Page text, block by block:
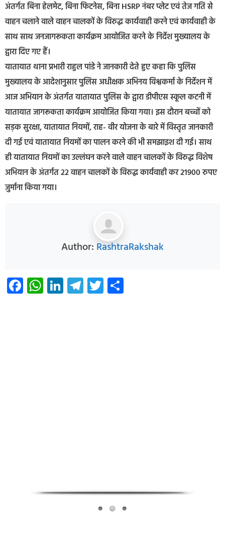
अंतर्गत बिना हेलमेट, बिना फिटनेस, बिना HSRP नंबर प्लेट एवं तेज गति से
वाहन चलाने वाले वाहन चालकों के विरुद्ध कार्यवाही करने एवं कार्यवाही के
साथ साथ जनजागरूकता कार्यक्रम आयोजित करने के निर्देश मुख्यालय के
द्वारा दिए गए हैं।
यातायात थाना प्रभारी राहुल पांडे ने जानकारी देते हुए कहा कि पुलिस
मुख्यालय के आदेशानुसार पुलिस अधीक्षक अभिनय विश्वकर्मा के निर्देशन में
आज अभियान के अंतर्गत यातायात पुलिस के द्वारा डीपीएस स्कूल कटनी में
यातायात जागरूकता कार्यक्रम आयोजित किया गया। इस दौरान बच्चों को
सड़क सुरक्षा, यातायात नियमों, राह- वीर योजना के बारे में विस्तृत जानकारी
दी गई एवं यातायात नियमों का पालन करने की भी समझाइश दी गई। साथ
ही यातायात नियमों का उल्लंघन करने वाले वाहन चालकों के विरुद्ध विशेष
अभियान के अंतर्गत 22 वाहन चालकों के विरुद्ध कार्यवाही कर 21900 रुपए
जुर्माना किया गया।
Author: RashtraRakshak
Facebook
WhatsApp
LinkedIn
Telegram
Twitter